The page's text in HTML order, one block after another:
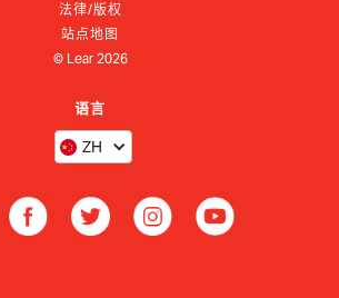
法律/版权
站点地图
© Lear 2026
语言
ZH